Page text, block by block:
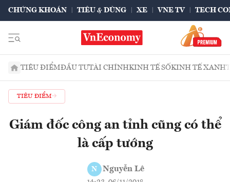
CHỨNG KHOÁN TIÊU & DÙNG XE VNE TV TECH
TIÊU ĐIỂMĐẦU TƯTÀI CHÍNHKINH TẾ SỐKINH TẾ XANH
TIÊU ĐIỂM
Giám đốc công an tỉnh cũng có thể
là cấp tướng
N Nguyễn Lê